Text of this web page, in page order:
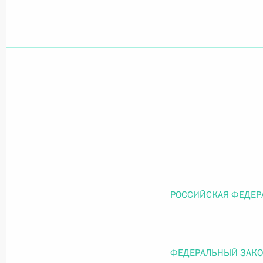
Официальный портал правовой информации
Федеральный закон от
РОССИЙСКАЯ
ФЕДЕРАЛЬНЫЙ